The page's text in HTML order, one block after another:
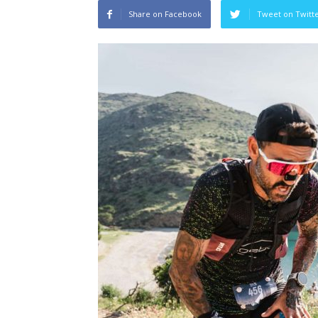
Share on Facebook Tweet on